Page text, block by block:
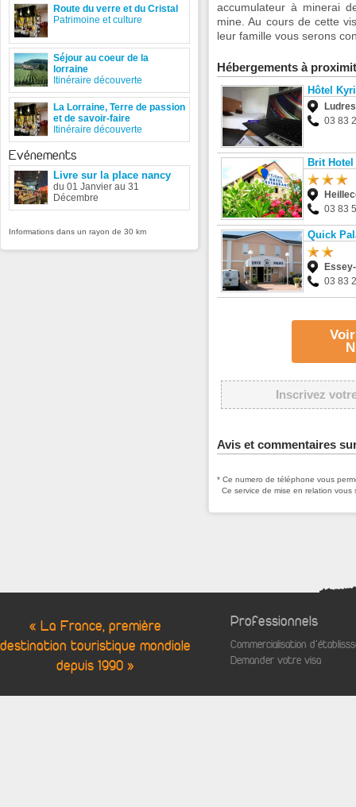
accumulateur à minerai
mine. Au cours de cette
leur famille vous serons
Hébergements à
Hôtel
Ludres
03 83
Brit
03 83
Quick
03 83
Inscrivez
Avis et commentaires
* Ce numero de téléphone vous
Ce service de mise en relation
Route du verre et du Cristal
Patrimoine et culture
Séjour au coeur de la
lorraine
Itinéraire découverte
La Lorraine, Terre de passion
et de savoir-faire
Itinéraire découverte
Evénements
Livre sur la place nancy
du 01 Janvier au 31
Décembre
Informations dans un rayon de 30 km
« La France, première
destination touristique mondiale
depuis 1990 »
Professionnels
Commercialisation
Demander votre visa